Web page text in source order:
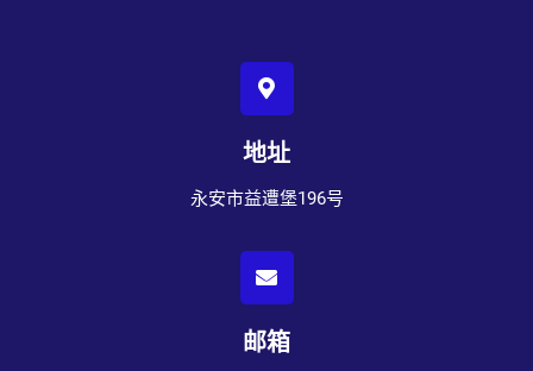
地址
永安市益遭堡196号
邮箱